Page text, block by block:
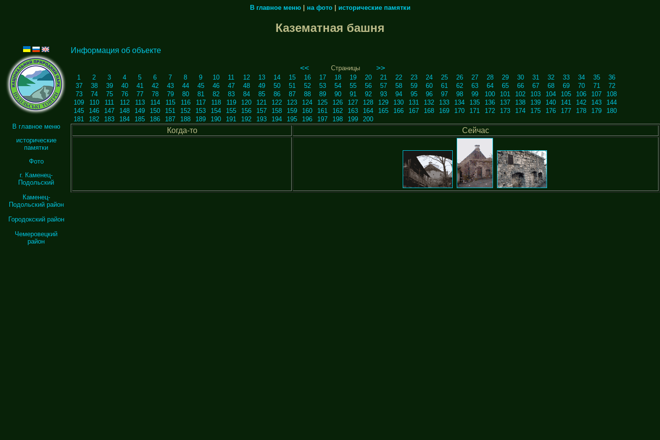
В главное меню| на фото| исторические памятки
Казематная башня
В главное меню
исторические
памятки
Фото
г. Каменец-
Подольский
Каменец-
Подольский район
Городокский район
Чемеровецкий
район
Информация об объекте
<< Страницы >>
1 2 3 4 5 6 7 8 9 10 11 12 13 14 15 16 17 18 19 20 21 22 23 24 25 26 27 28 29 30 31 32 33 34 35
36
37
38 39 40 41 42 43 44 45 46 47 48 49 50 51 52 53 54 55 56 57 58 59 60 61 62 63 64 65 66 67 68 69 70 71
72
73
74 75 76 77 78 79 80 81 82 83 84 85 86 87 88 89 90 91 92 93 94 95 96 97 98 99 100 101 102 103 104 105 106 107
108
109
110 111 112 113 114 115 116 117 118 119 120 121 122 123 124 125 126 127 128 129 130 131 132 133 134 135 136 137 138 139 140 141 142 143
144
145
146 147 148 149 150 151 152 153 154 155 156 157 158 159 160 161 162 163 164 165 166 167 168 169 170 171 172 173 174 175 176 177 178 179
180
181
182 183 184 185 186 187 188 189 190 191 192 193 194 195 196 197 198 199 200
Когда-то Сейчас